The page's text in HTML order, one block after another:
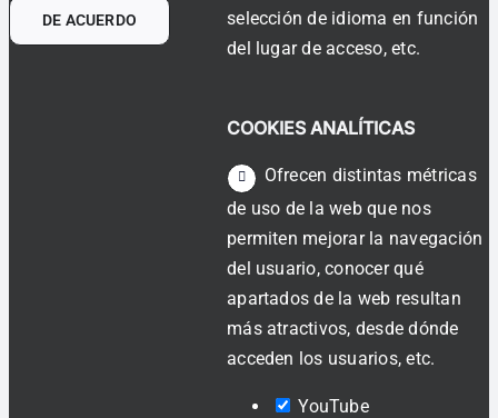
DE ACUERDO
selección de idioma en función
del lugar de acceso, etc.
COOKIES ANALÍTICAS
Ofrecen distintas métricas
de uso de la web que nos
permiten mejorar la navegación
del usuario, conocer qué
apartados de la web resultan
más atractivos, desde dónde
acceden los usuarios, etc.
YouTube